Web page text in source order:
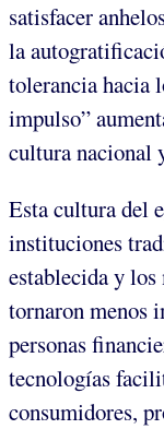
satisfacer
la
tolerancia hacia
impulso”
cultura nacional
Esta cultura del
instituciones
establecida y
tornaron menos
personas
tecnologías
consumidores,